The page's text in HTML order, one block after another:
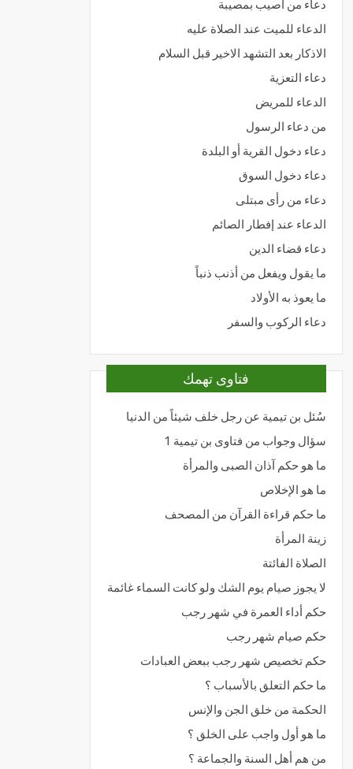
دعاء من أصيب بمصيبة
الدعاء للميت عند الصلاة عليه
الاذكار بعد التشهد الاخير قبل السلام
دعاء التعزية
الدعاء للمريض
من دعاء الرسول
دعاء دخول القرية أو البلدة
دعاء دخول السوق
دعاء من رأى مبتلى
الدعاء عند إفطار الصائم
دعاء قضاء الدين
ما يقول ويفعل من أذنب ذنباً
ما يعوذ به الأولاد
دعاء الركوب والسفر
فتاوى تهمك
سُئل بن تيمية عن رجل خلف شيئاً من الدنيا
سؤال وجواب من فتاوى بن تيمية 1
ما هو حكم آذان الصبى والمرأة
ما هو الإخلاص
ما حكم قراءة القرآن من المصحف
زينة المرأة
الصلاة الفائتة
لا يجوز صيام يوم الشك ولو كانت السماء غائمة
حكم أداء العمرة في شهر رجب
حكم صيام شهر رجب
حكم تخصيص شهر رجب ببعض العبادات
ما حكم التعلق بالأسباب ؟
الحكمة من خلق الجن والإنس
ما هو أول واجب على الخلق ؟
من هم أهل السنة والجماعة ؟